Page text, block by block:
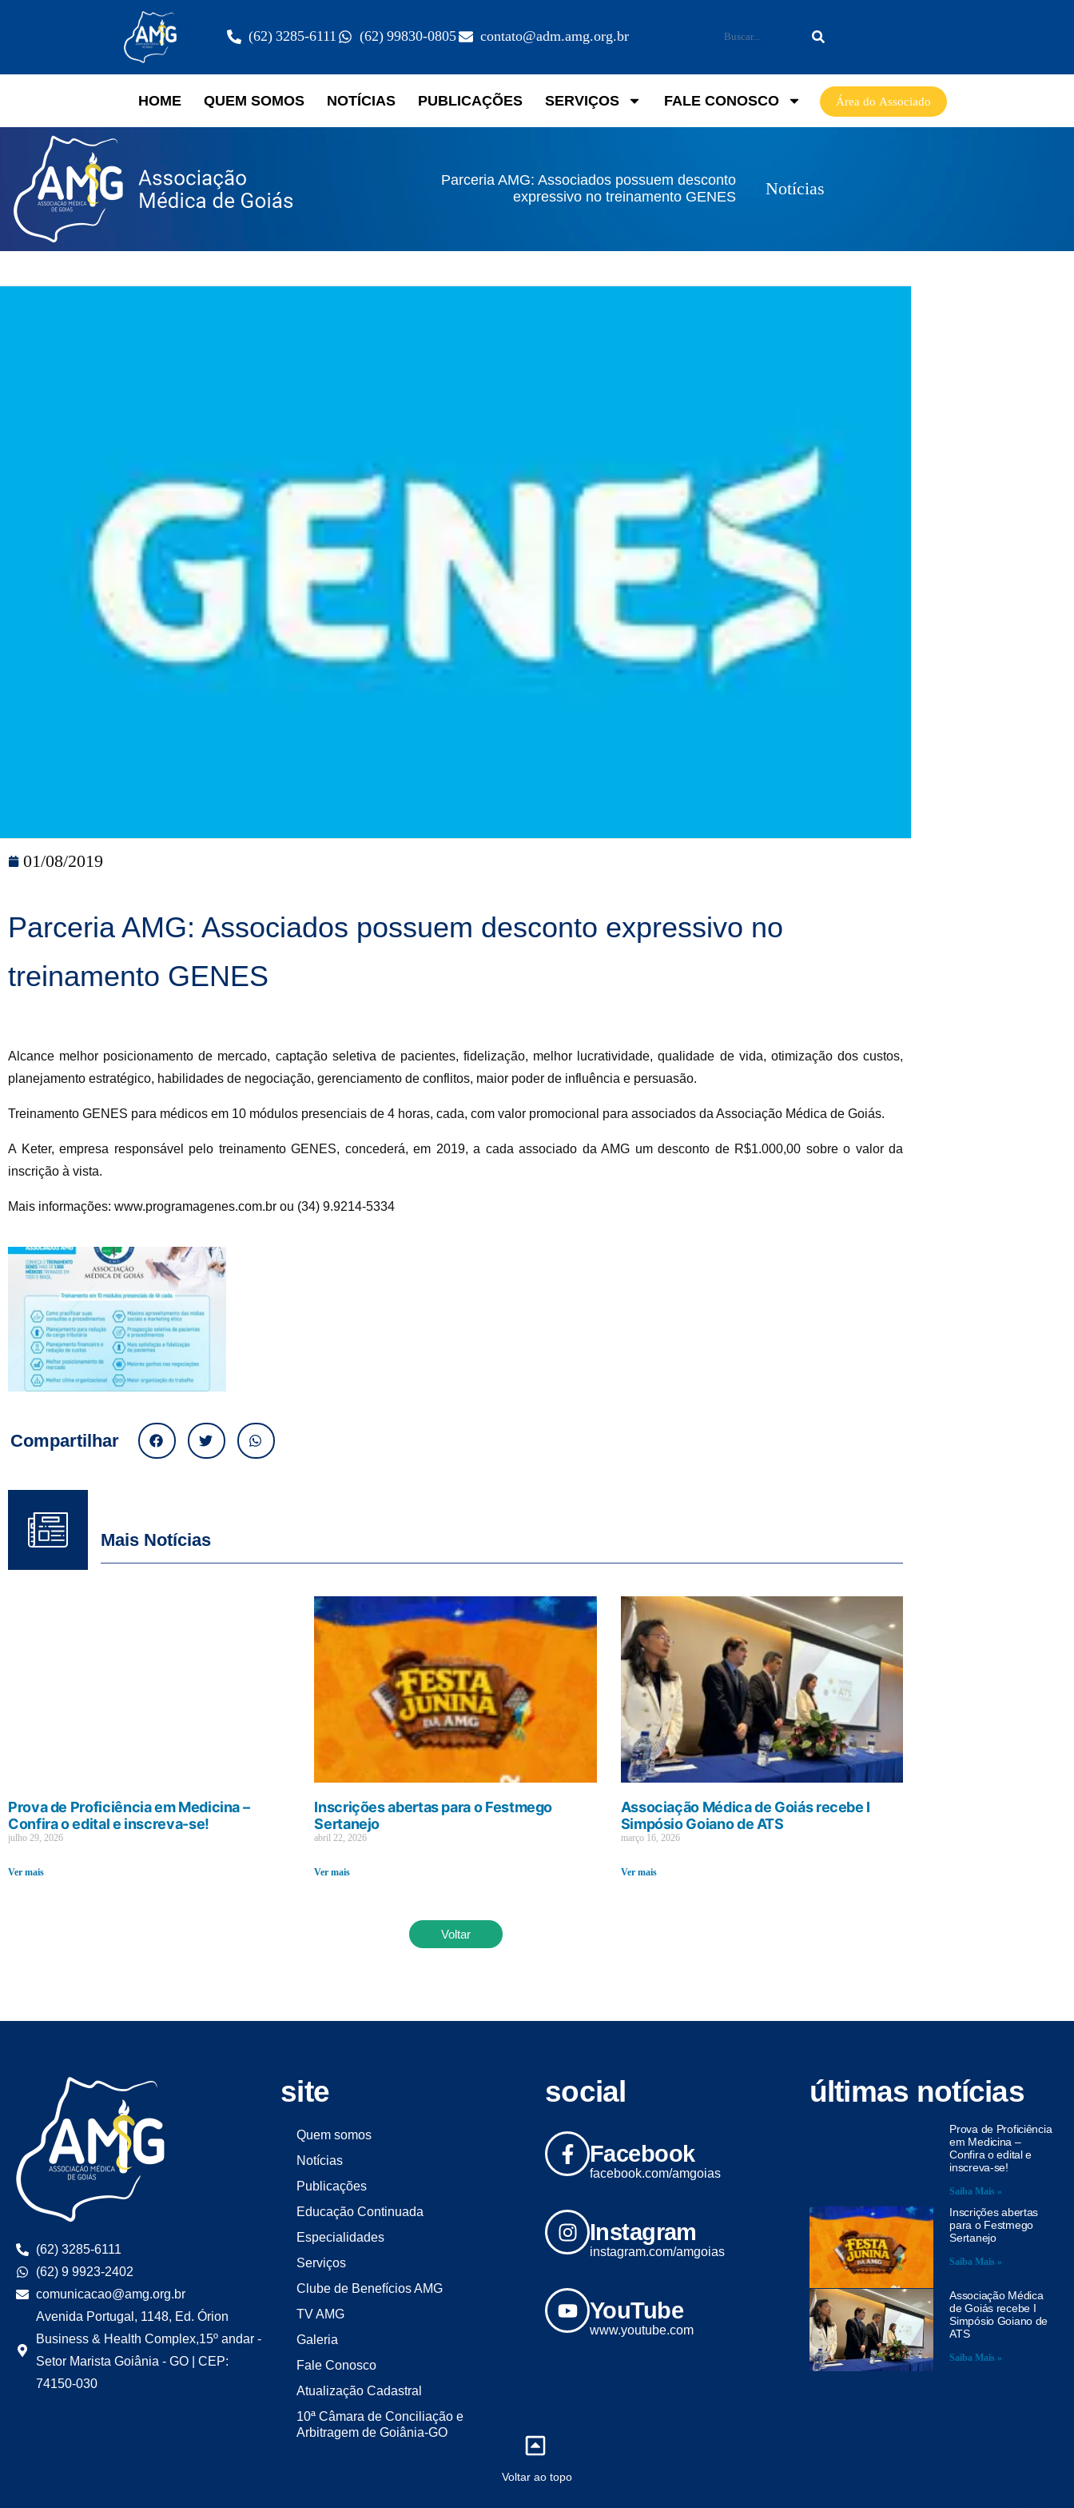
(62) 3285-6111 (62) 99830-0805 contato@adm.amg.org.br
HOME QUEM SOMOS NOTÍCIAS PUBLICAÇÕES SERVIÇOS FALE CONOSCO Área do Associado
Parceria AMG: Associados possuem desconto
expressivo no treinamento GENES
Notícias
01/08/2019
Parceria AMG: Associados possuem desconto expressivo no
treinamento GENES
Alcance melhor posicionamento de mercado, captação seletiva de pacientes, fidelização, melhor lucratividade, qualidade de vida, otimização dos custos,
planejamento estratégico, habilidades de negociação, gerenciamento de conflitos, maior poder de influência e persuasão.
Treinamento GENES para médicos em 10 módulos presenciais de 4 horas, cada, com valor promocional para associados da Associação Médica de Goiás.
A Keter, empresa responsável pelo treinamento GENES, concederá, em 2019, a cada associado da AMG um desconto de R$1.000,00 sobre o valor da
inscrição à vista.
Mais informações: www.programagenes.com.br ou (34) 9.9214-5334
Compartilhar
Mais Notícias
Prova de Proficiência em Medicina –
Confira o edital e inscreva-se!
julho 29, 2026
Ver mais
Inscrições abertas para o Festmego
Sertanejo
abril 22, 2026
Ver mais
Associação Médica de Goiás recebe I
Simpósio Goiano de ATS
março 16, 2026
Ver mais
Voltar
(62) 3285-6111
(62) 9 9923-2402
comunicacao@amg.org.br
Avenida Portugal, 1148, Ed. Órion
Business & Health Complex,15º andar -
Setor Marista Goiânia - GO | CEP:
74150-030
site
Quem somos
Notícias
Publicações
Educação Continuada
Especialidades
Serviços
Clube de Benefícios AMG
TV AMG
Galeria
Fale Conosco
Atualização Cadastral
10ª Câmara de Conciliação e
Arbitragem de Goiânia-GO
social
Facebook
facebook.com/amgoias
Instagram
instagram.com/amgoias
YouTube
www.youtube.com
últimas notícias
Prova de Proficiência
em Medicina –
Confira o edital e
inscreva-se!
Saiba Mais »
Inscrições abertas
para o Festmego
Sertanejo
Saiba Mais »
Associação Médica
de Goiás recebe I
Simpósio Goiano de
ATS
Saiba Mais »
Voltar ao topo